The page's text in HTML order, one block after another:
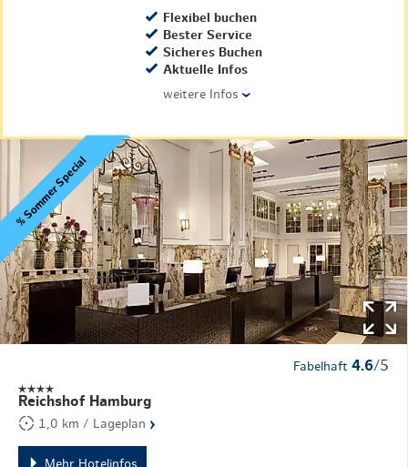
Flexibel buchen
Bester Service
Sicheres Buchen
Aktuelle Infos
weitere Infos ›
Fabelhaft4.6/5
Reichshof Hamburg
1,0 km / Lageplan ›
Mehr Hotelinfos
% Sommer Special